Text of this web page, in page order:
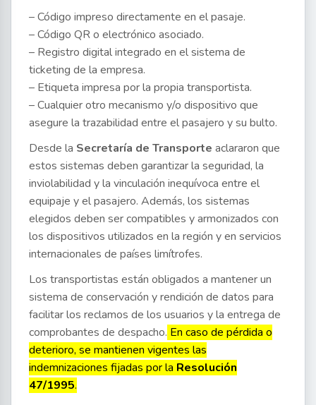
– Código impreso directamente en el pasaje.
– Código QR o electrónico asociado.
– Registro digital integrado en el sistema de
ticketing de la empresa.
– Etiqueta impresa por la propia transportista.
– Cualquier otro mecanismo y/o dispositivo que
asegure la trazabilidad entre el pasajero y su bulto.
Desde la Secretaría de Transporte aclararon que
estos sistemas deben garantizar la seguridad, la
inviolabilidad y la vinculación inequívoca entre el
equipaje y el pasajero. Además, los sistemas
elegidos deben ser compatibles y armonizados con
los dispositivos utilizados en la región y en servicios
internacionales de países limítrofes.
Los transportistas están obligados a mantener un
sistema de conservación y rendición de datos para
facilitar los reclamos de los usuarios y la entrega de
comprobantes de despacho. En caso de pérdida o
deterioro, se mantienen vigentes las
indemnizaciones fijadas por la Resolución
47/1995.